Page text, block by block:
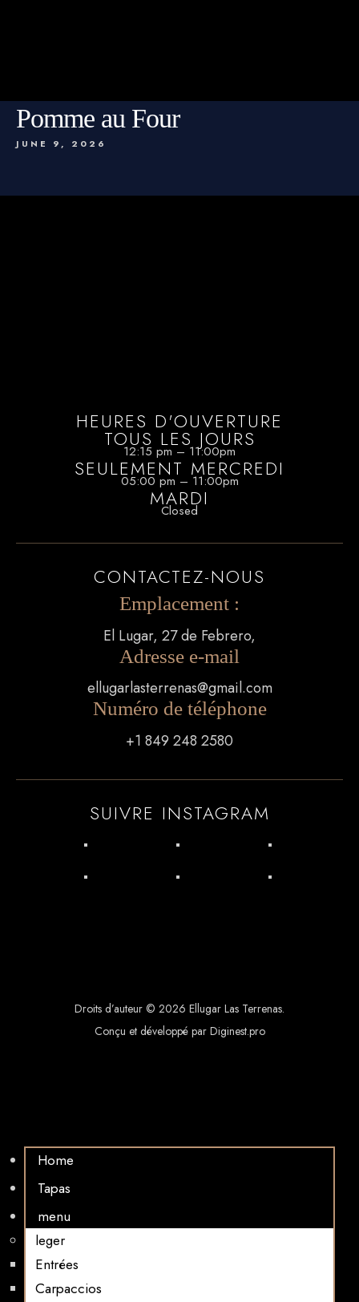
Pomme au Four
JUNE 9, 2026
HEURES D'OUVERTURE
TOUS LES JOURS
12:15 pm – 11:00pm
SEULEMENT MERCREDI
05:00 pm – 11:00pm
MARDI
Closed
CONTACTEZ-NOUS
Emplacement :
El Lugar, 27 de Febrero,
Adresse e-mail
ellugarlasterrenas@gmail.com
Numéro de téléphone
+1 849 248 2580
SUIVRE INSTAGRAM
Droits d’auteur © 2026 Ellugar Las Terrenas.
Conçu et développé par Diginest.pro
Home
Tapas
menu
leger
Entrées
Carpaccios